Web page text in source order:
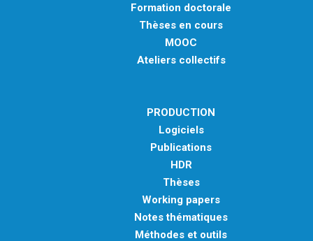
Formation doctorale
Thèses en cours
MOOC
Ateliers collectifs
PRODUCTION
Logiciels
Publications
HDR
Thèses
Working papers
Notes thématiques
Méthodes et outils